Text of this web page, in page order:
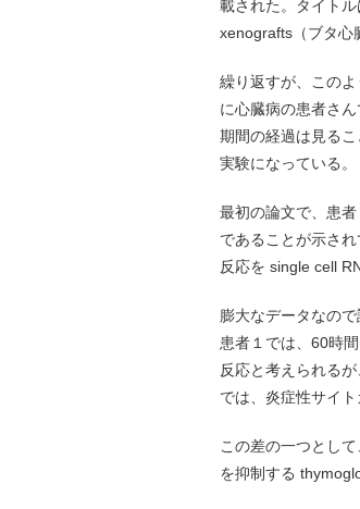
載された。タイト
xenografts（ブタ心
繰り返すが、この
に心臓病の患者さ
期間の経過は見る
実験になっている。
最初の論文で、患
であることが示さ
反応を single cell
膨大なデータなの
患者１では、60時
反応と考えられる
では、炎症性サイト
この差の一つとし
を抑制する